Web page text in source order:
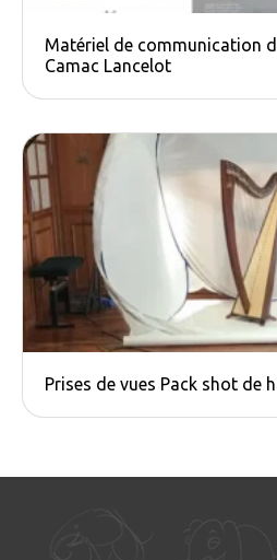
Matériel de communication
Camac​ Lancelot
Prises de vues Pack shot de